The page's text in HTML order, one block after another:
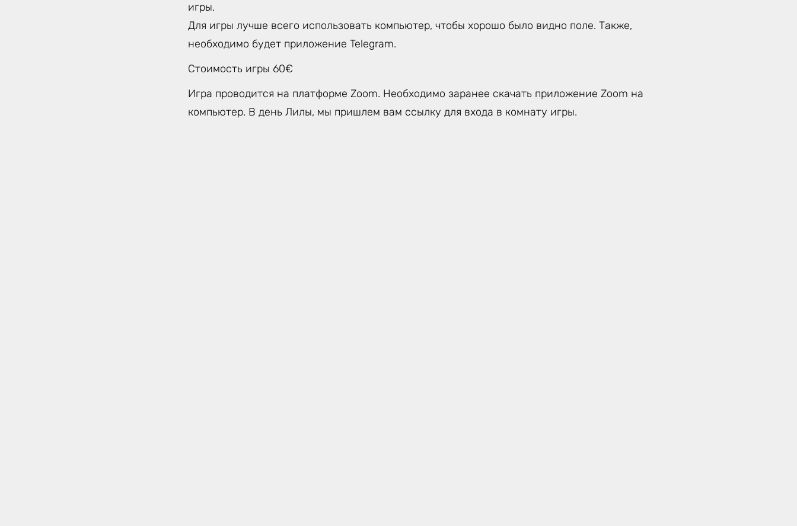
игры.
Для игры лучше всего использовать компьютер, чтобы хорошо было видно поле. Также,
необходимо будет приложение Telegram.
Стоимость игры 60€
Игра проводится на платформе Zoom. Необходимо заранее скачать приложение Zoom на
компьютер. В день Лилы, мы пришлем вам ссылку для входа в комнату игры.